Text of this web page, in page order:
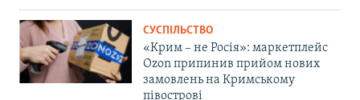
СУСПІЛЬСТВО
«Крим – не Росія»: маркетплейс
Ozon припинив прийом нових
замовлень на Кримському
півострові